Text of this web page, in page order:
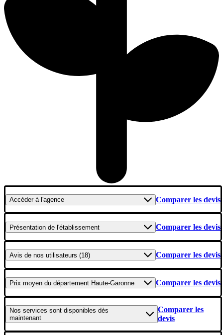
Accéderà l'agence Comparer les devis
Présentation de l'établissement Comparer les devis
Avis de nos utilisateurs (18) Comparer les devis
Prix moyen du département Haute-Garonne Comparer les devis
Nos services sont disponibles dès
maintenant
Comparer les
devis